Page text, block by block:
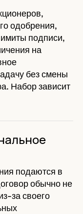
одобрения,
подписи,
на
без смены
Набор зависит
подаются в
обычно не
за своего